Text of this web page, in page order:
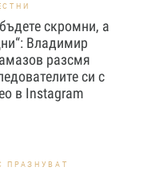
скромни, а
Владимир
разсмя
си с
в Instagram
ПРАЗНУВАТ